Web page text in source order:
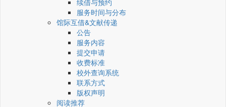
续借与预约
服务时间与分布
馆际互借&文献传递
公告
服务内容
提交申请
收费标准
校外查询系统
联系方式
版权声明
阅读推荐